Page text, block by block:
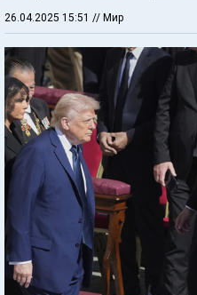
26.04.2025 15:51 // Мир